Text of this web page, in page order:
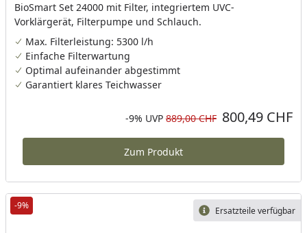
BioSmart Set 24000 mit Filter, integriertem UVC-
Vorklärgerät, Filterpumpe und Schlauch.
Max. Filterleistung: 5300 l/h
Einfache Filterwartung
Optimal aufeinander abgestimmt
Garantiert klares Teichwasser
Rabatt in Prozent
-9%
Ursprünglicher Preis
UVP 889,00 CHF
Aktueller Preis 800,49 CHF
Zum Produkt
-9% Ersatzteile verfügbar